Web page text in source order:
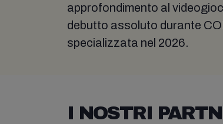
approfondimento al
debutto assoluto durante
specializzata nel 2026.
I NOSTRI